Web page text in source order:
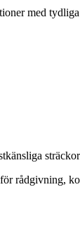
med
rådgivning,